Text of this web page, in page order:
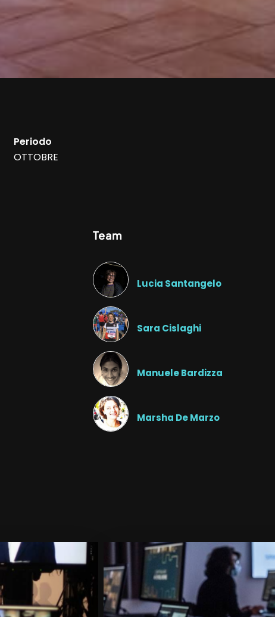
Periodo
OTTOBRE
Team
Lucia Santangelo
Sara Cislaghi
Manuele Bardizza
Marsha De Marzo